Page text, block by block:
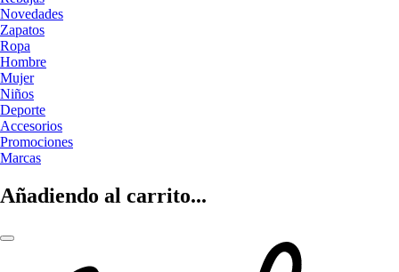
Novedades
Zapatos
Ropa
Hombre
Mujer
Niños
Deporte
Accesorios
Promociones
Marcas
Añadiendo al carrito...